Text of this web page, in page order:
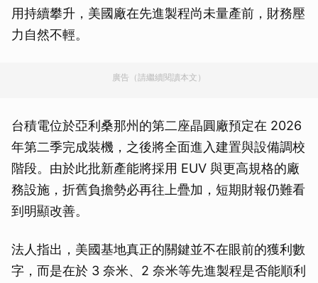
用持續攀升，美國廠在先進製程尚未量產前，財務壓
力自然不輕。
廣告（請繼續閱讀本文）
台積電位於亞利桑那州的第二座晶圓廠預定在 2026
年第二季完成裝機，之後將全面進入建置與設備調校
階段。由於此批新產能將採用 EUV 與更高規格的廠
務設施，折舊負擔勢必再往上疊加，短期財報仍難看
到明顯改善。
法人指出，美國基地真正的關鍵並不在眼前的獲利數
字，而是在於 3 奈米、2 奈米等先進製程是否能順利